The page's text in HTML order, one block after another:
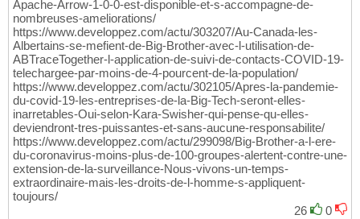
Apache-Arrow-1-0-0-est-disponible-et-s-accompagne-de-
nombreuses-ameliorations/
https://www.developpez.com/actu/303207/Au-Canada-les-
Albertains-se-mefient-de-Big-Brother-avec-l-utilisation-de-
ABTraceTogether-l-application-de-suivi-de-contacts-COVID-19-
telechargee-par-moins-de-4-pourcent-de-la-population/
https://www.developpez.com/actu/302105/Apres-la-pandemie-
du-covid-19-les-entreprises-de-la-Big-Tech-seront-elles-
inarretables-Oui-selon-Kara-Swisher-qui-pense-qu-elles-
deviendront-tres-puissantes-et-sans-aucune-responsabilite/
https://www.developpez.com/actu/299098/Big-Brother-a-l-ere-
du-coronavirus-moins-plus-de-100-groupes-alertent-contre-une-
extension-de-la-surveillance-Nous-vivons-un-temps-
extraordinaire-mais-les-droits-de-l-homme-s-appliquent-
toujours/
26
0